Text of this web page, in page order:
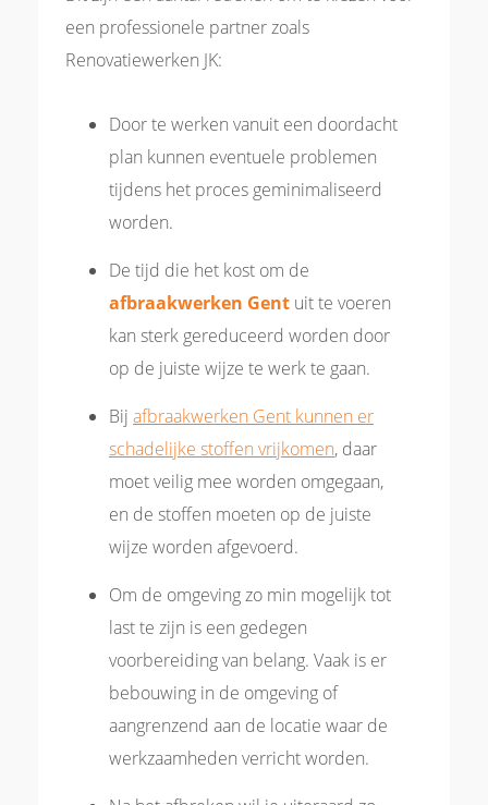
een professionele partner zoals
Renovatiewerken JK:
Door te werken vanuit een doordacht
plan kunnen eventuele problemen
tijdens het proces geminimaliseerd
worden.
De tijd die het kost om de
afbraakwerken Gent uit te voeren
kan sterk gereduceerd worden door
op de juiste wijze te werk te gaan.
Bij afbraakwerken Gent kunnen er
schadelijke stoffen vrijkomen, daar
moet veilig mee worden omgegaan,
en de stoffen moeten op de juiste
wijze worden afgevoerd.
Om de omgeving zo min mogelijk tot
last te zijn is een gedegen
voorbereiding van belang. Vaak is er
bebouwing in de omgeving of
aangrenzend aan de locatie waar de
werkzaamheden verricht worden.